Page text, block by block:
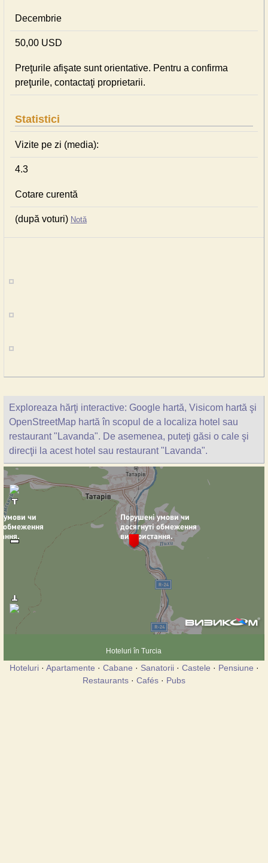
Decembrie
50,00 USD
Preţurile afişate sunt orientative. Pentru a confirma
preţurile, contactaţi proprietarii.
Statistici
Vizite pe zi (media):
4.3
Cotare curentă
(după voturi) Notă
Exploreaza hărţi interactive: Google hartă, Visicom hartă şi
OpenStreetMap hartă în scopul de a localiza hotel sau
restaurant "Lavanda". De asemenea, puteţi găsi o cale şi
direcţii la acest hotel sau restaurant "Lavanda".
Hoteluri în Turcia
Hoteluri· Apartamente · Cabane · Sanatorii· Castele · Pensiune ·
Restaurants · Cafés · Pubs